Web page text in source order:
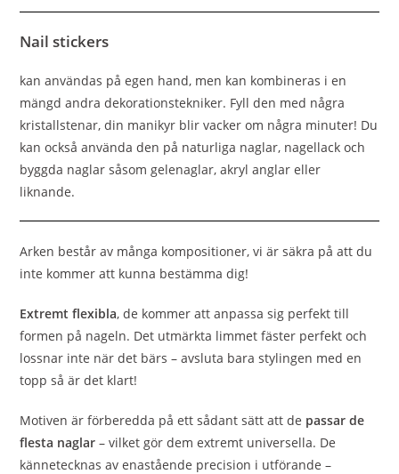
Nail stickers
kan användas på egen hand, men kan kombineras i en
mängd andra dekorationstekniker. Fyll den med några
kristallstenar, din manikyr blir vacker om några minuter! Du
kan också använda den på naturliga naglar, nagellack och
byggda naglar såsom gelenaglar, akryl anglar eller
liknande.
Arken består av många kompositioner, vi är säkra på att du
inte kommer att kunna bestämma dig!
Extremt flexibla, de kommer att anpassa sig perfekt till
formen på nageln. Det utmärkta limmet fäster perfekt och
lossnar inte när det bärs – avsluta bara stylingen med en
topp så är det klart!
Motiven är förberedda på ett sådant sätt att de passar de
flesta naglar – vilket gör dem extremt universella. De
kännetecknas av enastående precision i utförande –